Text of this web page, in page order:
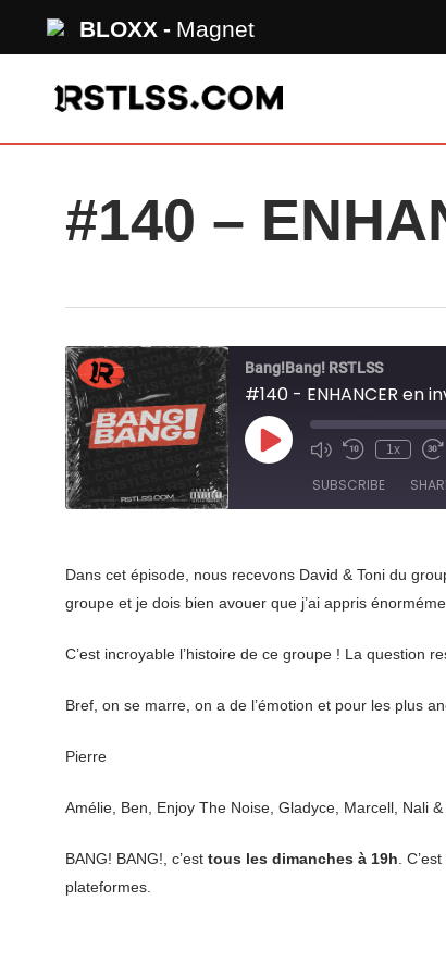
BLOXX Magnet
#140 –
Bang!Bang! RSTLSS
#140 - ENHANCER en
Play
Episode Mute/Unmute
Rewind
Seconds
1x
30
SUBSCRIBE
RSS FEED
LINK
Dans cet épisode, nous recevons David & Toni du
groupe et je dois bien avouer que j’ai appris
C’est incroyable l’histoire de ce groupe ! La question
Bref, on se marre, on a de l’émotion et pour les plus
Pierre
Amélie, Ben, Enjoy The Noise, Gladyce, Marcell, Nali
BANG! BANG!, c’est tous les dimanches à 19h .
plateformes.